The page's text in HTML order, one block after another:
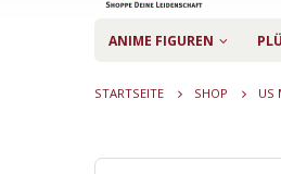
ANIME FIGUREN
STARTSEITE SHOP US